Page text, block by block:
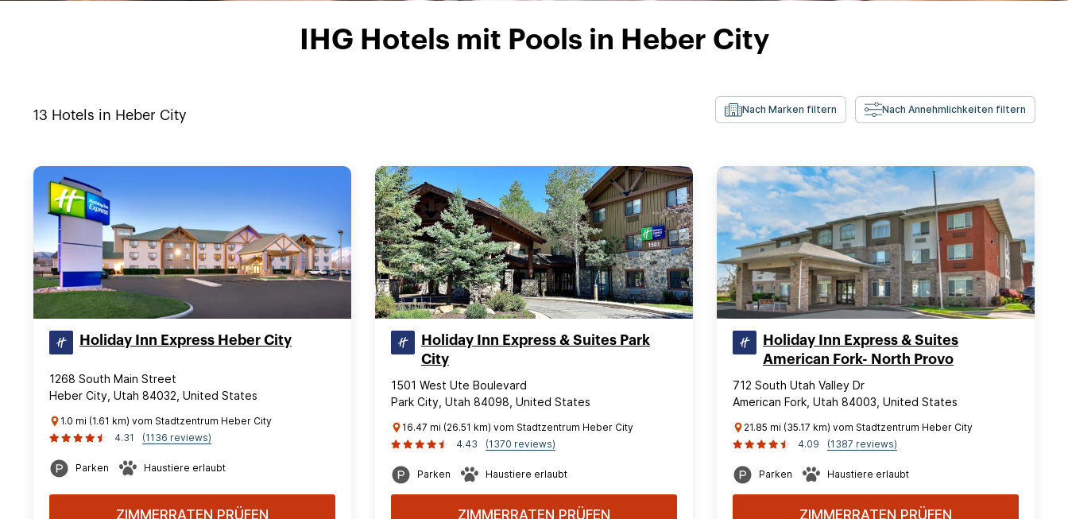
IHG Hotels mit Pools in Heber City
13 Hotels in Heber City Nach Marken filtern Nach Annehmlichkeiten filtern
Holiday Inn Express Heber City
1268 South Main Street
Heber City, Utah 84032, United States
1.0 mi (1.61 km) vom Stadtzentrum Heber City
4.31
(1136 reviews)
Parken Haustiere erlaubt
ZIMMERRATEN PRÜFEN
Holiday Inn Express & Suites Park
City
1501 West Ute Boulevard
Park City, Utah 84098, United States
16.47 mi (26.51 km) vom Stadtzentrum Heber City
4.43
(1370 reviews)
Parken Haustiere erlaubt
ZIMMERRATEN PRÜFEN
Holiday Inn Express & Suites
American Fork- North Provo
712 South Utah Valley Dr
American Fork, Utah 84003, United States
21.85 mi (35.17 km) vom Stadtzentrum Heber City
4.09
(1387 reviews)
Parken Haustiere erlaubt
ZIMMERRATEN PRÜFEN